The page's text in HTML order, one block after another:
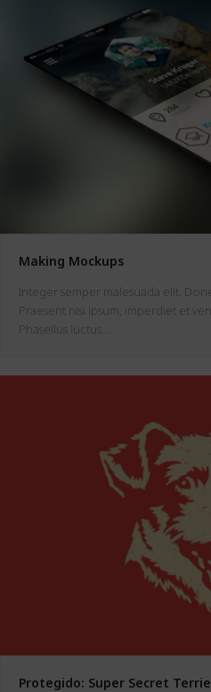
Making Mockups
Integer semper malesuada elit.
Praesent nisi ipsum, imperdiet et
Phasellus luctus…
Protegido: Super Secret